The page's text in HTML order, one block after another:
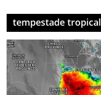
principais
notícias
do
Brasil
e
do
mundo.
tempestade tropical